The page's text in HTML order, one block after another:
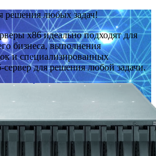
любых задач!
x86 идеально подходят для
бизнеса, выполнения
и специализированных
для решения любой задачи.